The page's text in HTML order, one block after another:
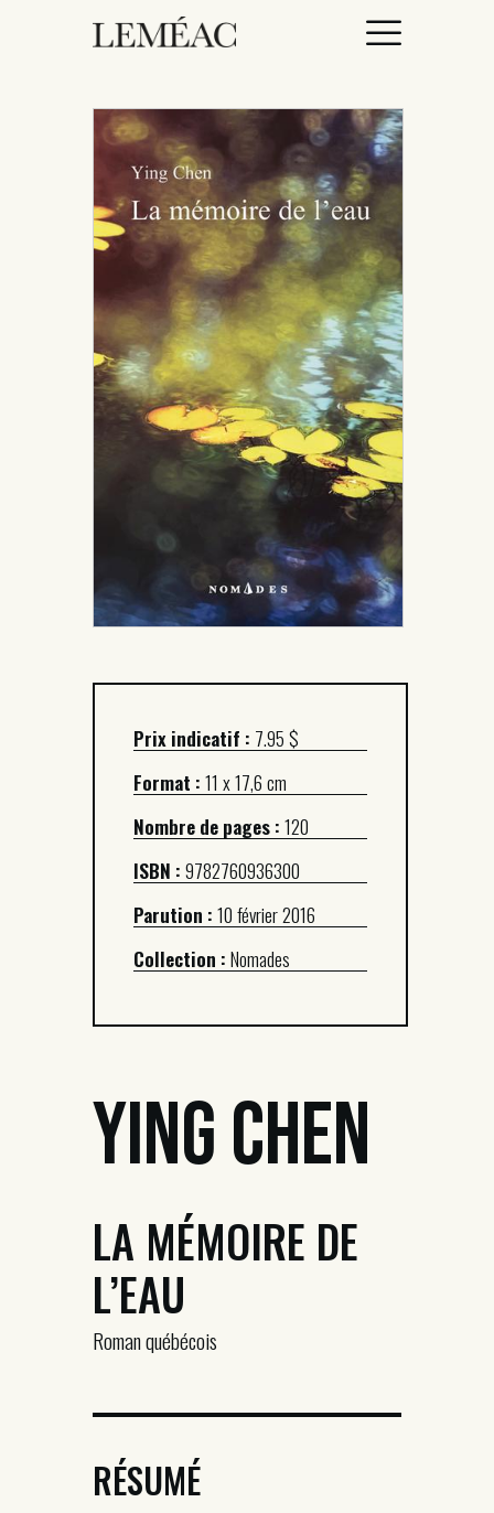
ACCUEIL
CATALOGUE
AUTEURICES
DROITS / RIGHTS
À PROPOS
Prix indicatif : 7.95 $
Format :11 x 17,6 cm
Nombre de pages :120
ISBN :9782760936300
Parution :10 février 2016
Collection :Nomades
Ying Chen
LA MÉMOIRE DE
L’EAU
Roman québécois
RÉSUMÉ